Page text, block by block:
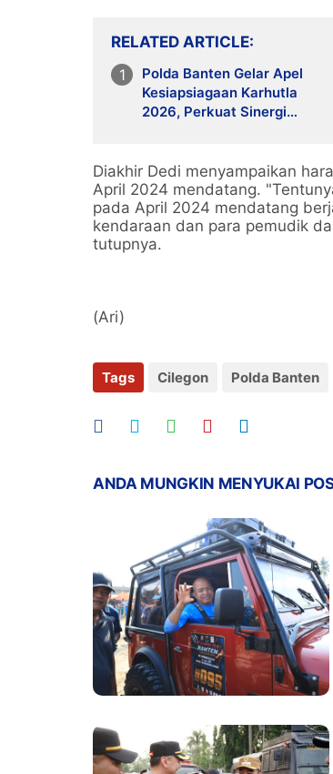
RELATED ARTICLE
Polda Banten Gelar Apel
Kesiapsiagaan Karhutla
2026, Perkuat Sinergi
Diakhir Dedi menyampaikan
April 2024 mendatang.
pada April 2024 mendatang
kendaraan dan para pemudik
tutupnya.
(Ari)
Tags Cilegon Polda Banten
ANDA MUNGKIN MENYUKAI